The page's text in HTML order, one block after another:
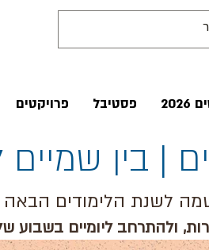
פסטיבל פרויקטים
| בין
לשנת הלימודים הבאה
ולהתרחב ליומיים בשבוע